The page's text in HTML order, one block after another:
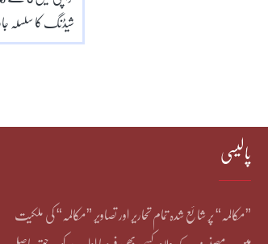
شیڈنگ کا سلسلہ
پالیسی
”مکالمہ“ پر شائع شدہ تمام تحاریر اور تصاویر ”مکالمہ“ کی ملکیت